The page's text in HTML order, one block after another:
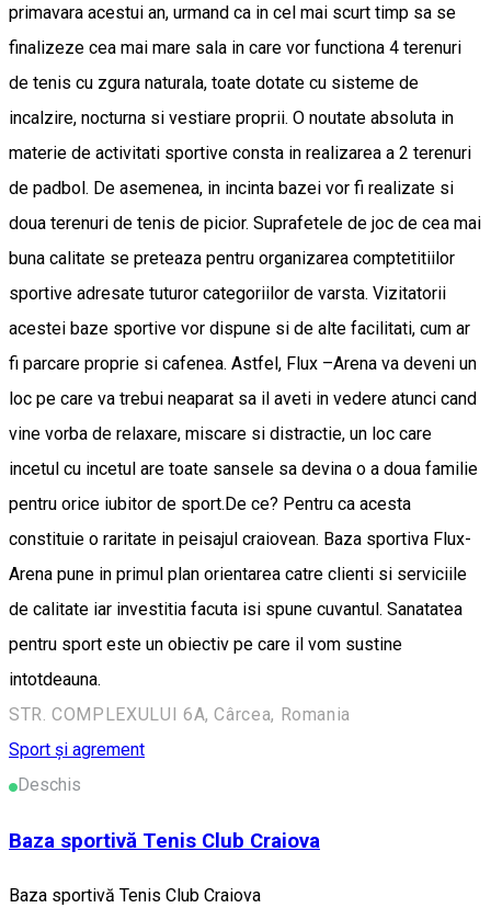
primavara acestui an, urmand ca in cel mai scurt timp sa se
finalizeze cea mai mare sala in care vor functiona 4 terenuri
de tenis cu zgura naturala, toate dotate cu sisteme de
incalzire, nocturna si vestiare proprii. O noutate absoluta in
materie de activitati sportive consta in realizarea a 2 terenuri
de padbol. De asemenea, in incinta bazei vor fi realizate si
doua terenuri de tenis de picior. Suprafetele de joc de cea mai
buna calitate se preteaza pentru organizarea comptetitiilor
sportive adresate tuturor categoriilor de varsta. Vizitatorii
acestei baze sportive vor dispune si de alte facilitati, cum ar
fi parcare proprie si cafenea. Astfel, Flux –Arena va deveni un
loc pe care va trebui neaparat sa il aveti in vedere atunci cand
vine vorba de relaxare, miscare si distractie, un loc care
incetul cu incetul are toate sansele sa devina o a doua familie
pentru orice iubitor de sport.De ce? Pentru ca acesta
constituie o raritate in peisajul craiovean. Baza sportiva Flux-
Arena pune in primul plan orientarea catre clienti si serviciile
de calitate iar investitia facuta isi spune cuvantul. Sanatatea
pentru sport este un obiectiv pe care il vom sustine
intotdeauna.
STR. COMPLEXULUI 6A, Cârcea, Romania
Sport și agrement
Deschis
Baza sportivă Tenis Club Craiova
Baza sportivă Tenis Club Craiova